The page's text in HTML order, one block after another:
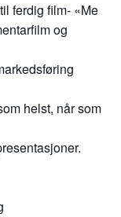
ferdig film- «Me
og
helst, når som